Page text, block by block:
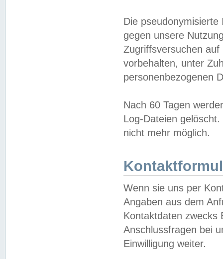
Die
gegen unsere
Zugriffsversuchen
vorbehalten, unter
personenbezogenen
Nach 60 Tagen
Log-Dateien
nicht mehr möglich.
Wenn sie uns per
Angaben aus dem
Kontaktdaten zwecks
Anschlussfragen bei
Einwilligung weiter.